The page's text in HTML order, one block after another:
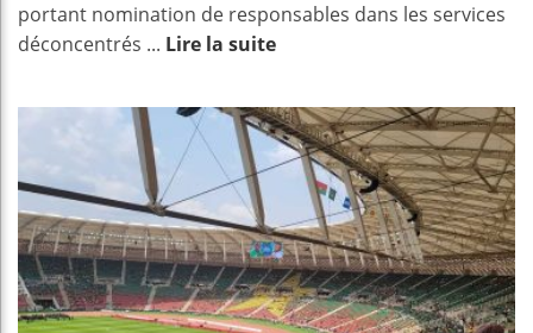
portant nomination de responsables dans les services
déconcentrés ... Lire la suite